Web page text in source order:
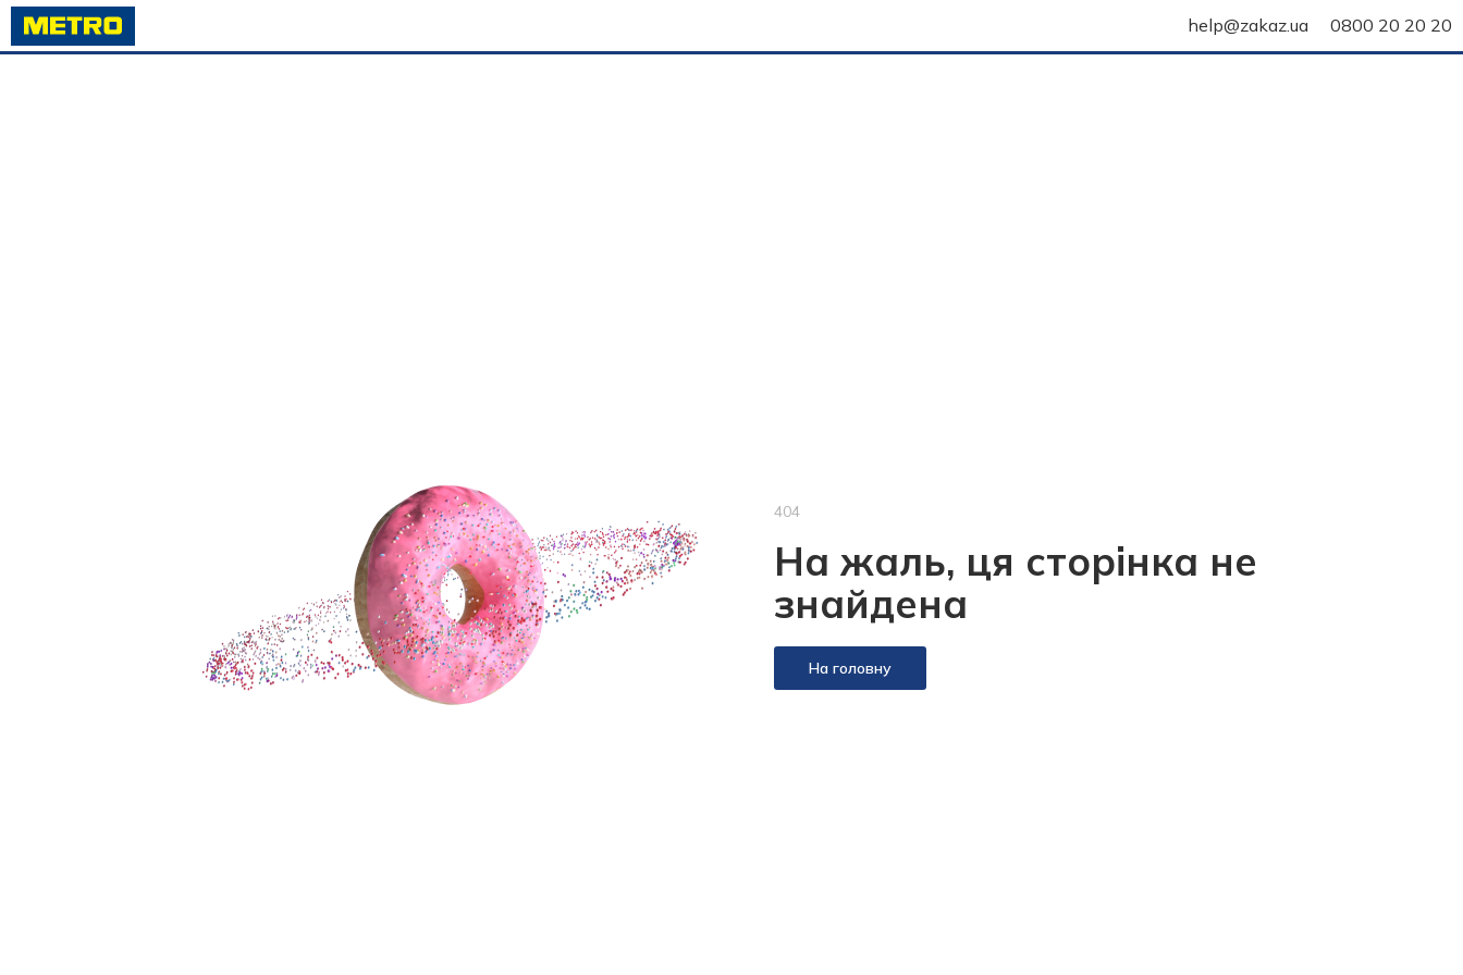
help@zakaz.ua 0800 20 20 20
404
На жаль, ця сторінка не
знайдена
На головну